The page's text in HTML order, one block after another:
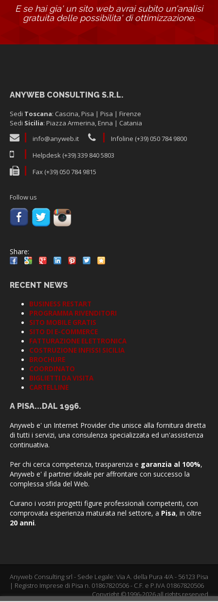
E se hai gia' un sito web avrai subito un'analisi
gratuita delle possibilita' di ottimizzazione.
ANYWEB CONSULTING S.R.L.
Sedi Toscana: Cascina, Pisa | Pisa | Firenze
Sedi Sicilia: Piazza Armerina, Enna | Catania
info@anyweb.it
Infoline (+39) 050 784 9800
Helpdesk (+39) 339 840 5803
Fax (+39) 050 784 9815
Follow us
Share:
RECENT NEWS
BUSINESS RESTART
PROGRAMMA RIVENDITORI
SITO MOBILE GRATIS
SITO DI E-COMMERCE
FATTURAZIONE ELETTRONICA
COSTRUZIONE INFISSI SICILIA
BROCHURE
COORDINATO
BIGLIETTI DA VISITA
CARTELLINE
A PISA...DAL 1996.
Anyweb e' un Internet Provider che unisce alla fornitura diretta
di tutti i servizi, una consulenza specializzata ed un'assistenza
continuativa.
Per chi cerca competenza, trasparenza e garanzia al 100%,
Anyweb e' il partner ideale per affrontare con successo la
complessa sfida del Web.
Curano i vostri progetti figure professionali competenti, con
comprovata esperienza maturata nel settore, a Pisa, in oltre
20 anni.
Anyweb Consulting srl - Sede Legale: Via A. della Pura 4/A - 56123 Pisa
| Registro Imprese di Pisa n. 01867820506 - C.F. e P.IVA 01867820506
Copyright ©1996-2026 all rights reserved